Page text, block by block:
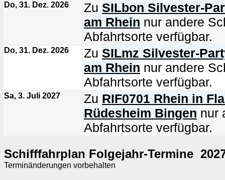
Do, 31. Dez. 2026 Zu SILbon Silvester-
am Rhein nur andere
Abfahrtsorte verfügbar.
Do, 31. Dez. 2026 Zu SILmz Silvester-
am Rhein nur andere
Abfahrtsorte verfügbar.
Sa, 3. Juli 2027 Zu RIF0701 Rhein in
Rüdesheim Bingen nur
Abfahrtsorte verfügbar.
Schifffahrplan Folgejahr-Termine
Terminänderungen vorbehalten